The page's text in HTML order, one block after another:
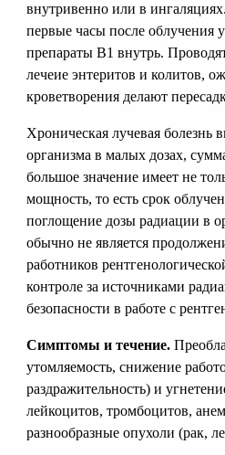
внутривенно или в
первые часы после облучения
препараты В1 внутрь.
лечеие энтеритов и колитов,
кроветворения делают
Хроническая лучевая болезнь
организма в малых дозах,
большое значение имеет не
мощность, то есть срок
поглощение дозы радиации в
обычно не является
работников
контроле за источниками
безопасности в работе с
Симптомы и течение.
утомляемость, снижение
раздражительность) и
лейкоцитов, тромбоцитов,
разнообразные опухоли (рак,